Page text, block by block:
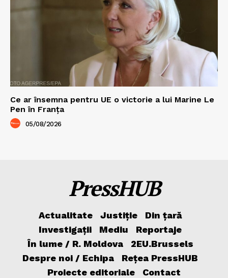
Ce ar însemna pentru UE o victorie a lui Marine Le
Pen în Franța
05/08/2026
PressHUB
Actualitate Justiție
Din țară
Investigații
Mediu
Reportaje
În lume / R. Moldova
2EU.Brussels
Despre noi / Echipa
Rețea PressHUB
Proiecte editoriale
Contact